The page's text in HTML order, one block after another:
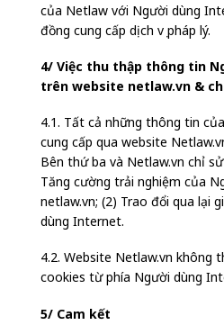
của Netlaw với Người dùng
đồng cung cấp dịch vụ pháp lý.
4/ Việc thu thập thông tin
trên website netlaw.vn &
4.1. Tất cả những thông tin
cung cấp qua website
Bên thứ ba và Netlaw.vn chỉ sử
Tăng cường trải nghiệm của
netlaw.vn; (2) Trao đổi qua lại
dùng Internet.
4.2. Website Netlaw.vn không
cookies từ phía Người dùng
5/ Cam kết